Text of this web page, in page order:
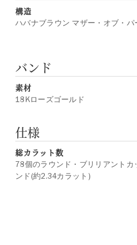
構造
ハバナブラウン マザー・オブ・パ
バンド
素材
18Kローズゴールド
仕様
総カラット数
78個のラウンド・ブリリアントカ
ンド(約2.34カラット)